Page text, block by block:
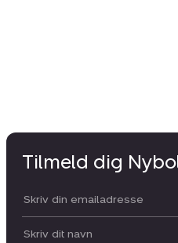
Tilmeld dig
Din email:
Dit navn: